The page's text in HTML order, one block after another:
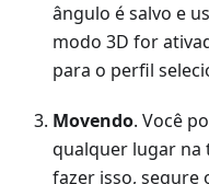
ângulo é salvo e
modo 3D for
para o perfil
Movendo. Você
qualquer lugar na
fazer isso, segure